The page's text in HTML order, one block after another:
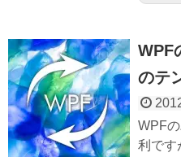
WPF
のテ
WPF
利です